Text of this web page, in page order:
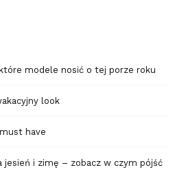
modele nosić o tej porze roku
look
have
jesień i zimę – zobacz w czym pójść